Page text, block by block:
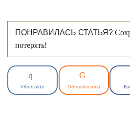
ПОНРАВИЛАСЬ СТАТЬЯ?
потерять!
VKontakte Odnoklassniki